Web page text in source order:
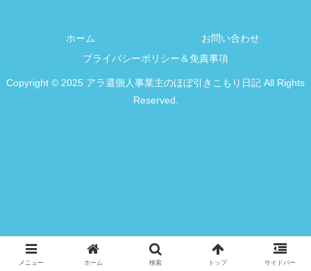
ホーム
お問い合わせ
プライバシーポリシー＆免責事項
Copyright © 2025 アラ還個人事業主のほぼ引きこもり日記 All Rights
Reserved.
メニュー ホーム 検索 トップ サイドバー